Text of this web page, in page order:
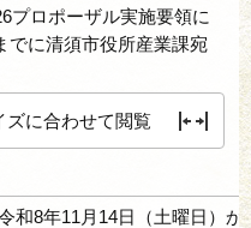
プロポーザル実施要領に
でに清須市役所産業課宛
ズに合わせて閲覧
和8年11月14日（土曜日）